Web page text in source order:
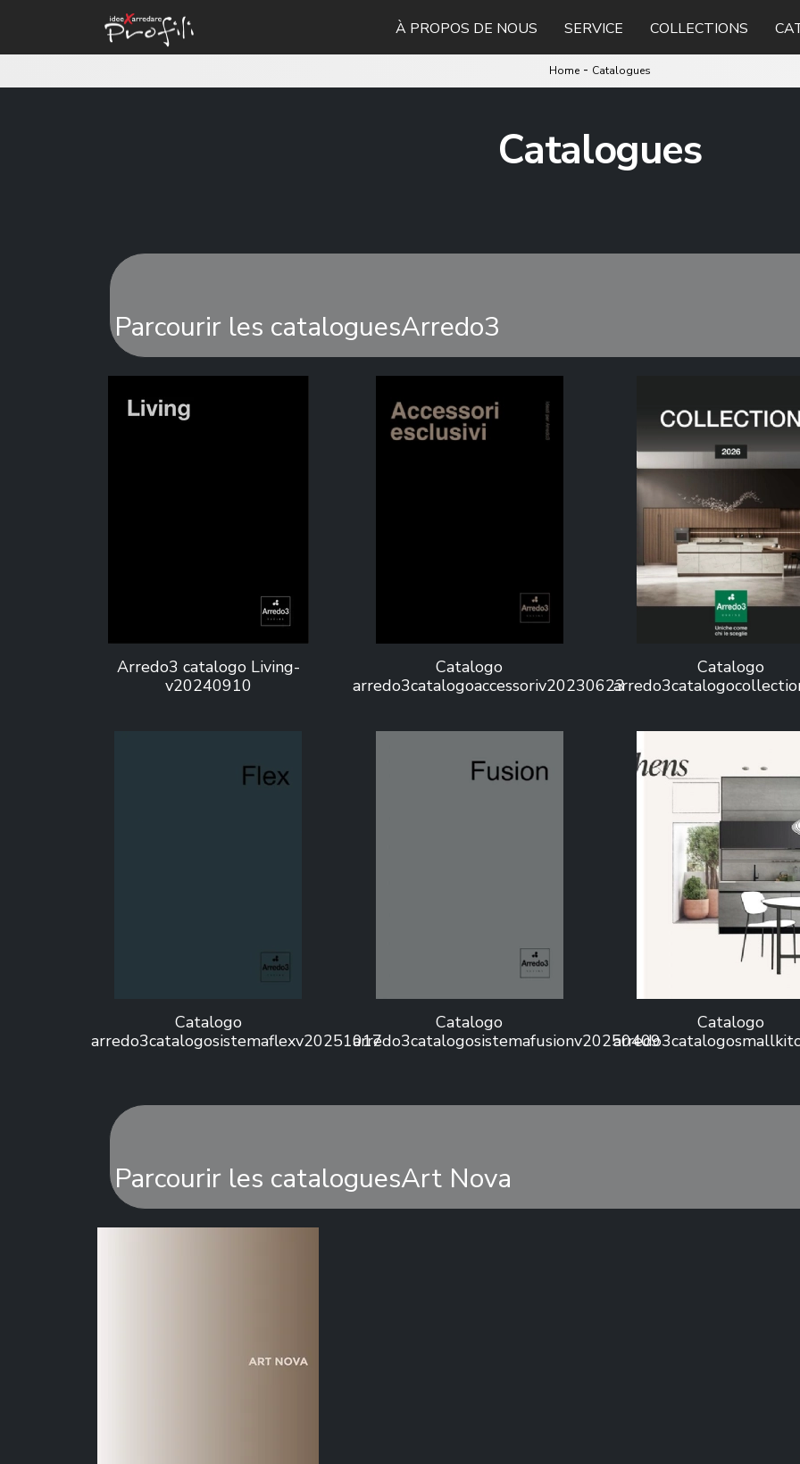
À PROPOS DE NOUS SERVICE COLLECTIONS
Home - Catalogues
Catalogues
Parcourir les cataloguesArredo3
Arredo3 catalogo Living-
v20240910
Catalogo
arredo3catalogoaccessoriv20230623
Catalogo
Catalogo
arredo3catalogosistemaflexv20251017
Catalogo
arredo3catalogosistemafusionv20250409
Catalogo
Parcourir les cataloguesArt Nova